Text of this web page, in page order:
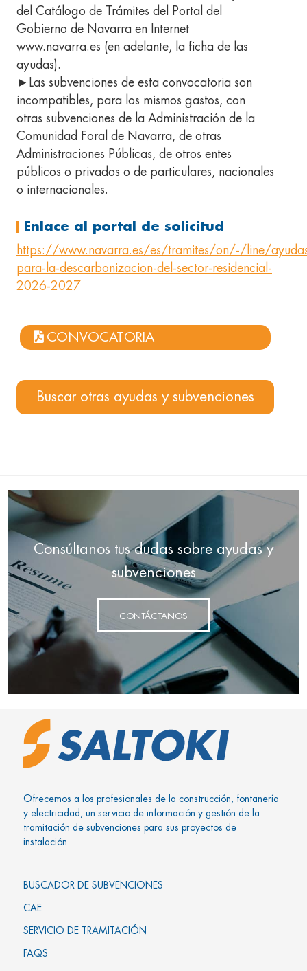
del Catálogo de Trámites del Portal del
Gobierno de Navarra en Internet
www.navarra.es (en adelante, la ficha de las
ayudas).
►Las subvenciones de esta convocatoria son
incompatibles, para los mismos gastos, con
otras subvenciones de la Administración de la
Comunidad Foral de Navarra, de otras
Administraciones Públicas, de otros entes
públicos o privados o de particulares, nacionales
o internacionales.
Enlace al portal de solicitud
https://www.navarra.es/es/tramites/on/-/line/
para-la-descarbonizacion-del-sector-residencial-
2026-2027
CONVOCATORIA
Buscar otras ayudas y subvenciones
Consúltanos tus dudas sobre ayudas y
subvenciones
CONTÁCTANOS
Ofrecemos a los profesionales de la construcción, fontanería
y electricidad, un servicio de información y gestión de la
tramitación de subvenciones para sus proyectos de
instalación.
BUSCADOR DE SUBVENCIONES
CAE
SERVICIO DE TRAMITACIÓN
FAQS